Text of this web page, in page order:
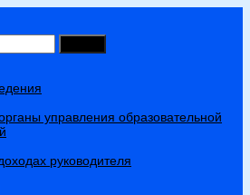
управления образовательной
руководителя